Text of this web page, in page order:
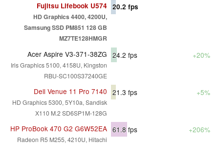
Fujitsu Lifebook U574
HD Graphics 4400, 4200U,
Samsung SSD PM851 128 GB
MZ7TE128HMGR
20.2 fps
Acer Aspire V3-371-38ZG
Iris Graphics 5100, 4158U, Kingston
RBU-SC100S37240GE
24.2 fps +20%
Dell Venue 11 Pro 7140
HD Graphics 5300, 5Y10a, Sandisk
X110 M.2 SD6SP1M-128G
21.3 fps +5%
HP ProBook 470 G2 G6W52EA
Radeon R5 M255, 4210U, Hitachi
61.8 fps +206%